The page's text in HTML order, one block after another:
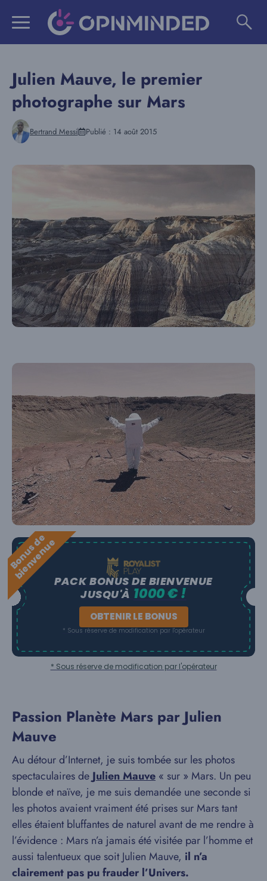
Julien Mauve, le premier
photographe sur Mars
Bertrand Messi Publié : 14 août 2015
B
o
n
u
s
d
e
b
i
e
n
v
e
n
u
ePACK BONUS DE BIENVENUE
JUSQU'À 1000 € !
OBTENIR LE BONUS
* Sous réserve de modification par l'opérateur
* Sous réserve de modification par l'opérateur
Passion Planète Mars par Julien
Mauve
Au détour d’Internet, je suis tombée sur les photos
spectaculaires de Julien Mauve « sur » Mars. Un peu
blonde et naïve, je me suis demandée une seconde si
les photos avaient vraiment été prises sur Mars tant
elles étaient bluffantes de naturel avant de me rendre à
l’évidence : Mars n’a jamais été visitée par l’homme et
aussi talentueux que soit Julien Mauve, il n’a
clairement pas pu frauder l’Univers.